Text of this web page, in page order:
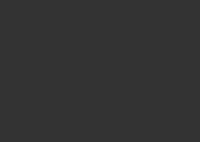
КАРМАНАМИ И КУЛИСКОЙ DANIEL